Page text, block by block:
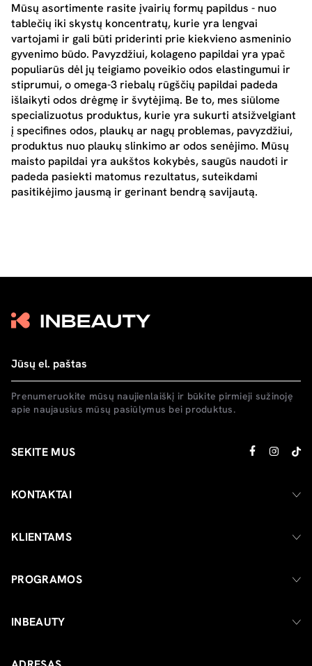
Mūsų asortimente rasite įvairių formų papildus - nuo
tablečių iki skystų koncentratų, kurie yra lengvai
vartojami ir gali būti priderinti prie kiekvieno asmeninio
gyvenimo būdo. Pavyzdžiui, kolageno papildai yra ypač
populiarūs dėl jų teigiamo poveikio odos elastingumui ir
stiprumui, o omega-3 riebalų rūgščių papildai padeda
išlaikyti odos drėgmę ir švytėjimą. Be to, mes siūlome
specializuotus produktus, kurie yra sukurti atsižvelgiant
į specifines odos, plaukų ar nagų problemas, pavyzdžiui,
produktus nuo plaukų slinkimo ar odos senėjimo. Mūsų
maisto papildai yra aukštos kokybės, saugūs naudoti ir
padeda pasiekti matomus rezultatus, suteikdami
pasitikėjimo jausmą ir gerinant bendrą savijautą.
Prenumeruokite mūsų naujienlaiškį ir būkite pirmieji sužinoję
apie naujausius mūsų pasiūlymus bei produktus.
SEKITE MUS
KONTAKTAI
KLIENTAMS
PROGRAMOS
INBEAUTY